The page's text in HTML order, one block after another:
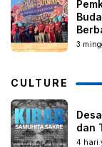
3
CULTURE
dan
4 hari